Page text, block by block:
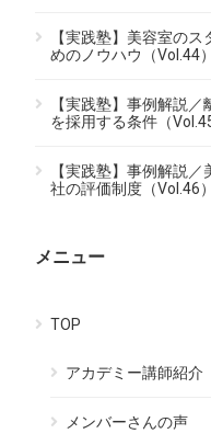
【実践塾】美容室の
めのノウハウ（Vol.44）
【実践塾】事例解説
を採用する条件（Vol.45
【実践塾】事例解説
社の評価制度（Vol.46）
メニュー
TOP
アカデミー講師紹介
メンバーさんの声